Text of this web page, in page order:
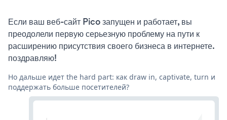
Если ваш веб-сайт Pico запущен и работает, вы
преодолели первую серьезную проблему на пути к
расширению присутствия своего бизнеса в интернете.
поздравляю!
Но дальше идет the hard part: как draw in, captivate, turn и
поддержать больше посетителей?